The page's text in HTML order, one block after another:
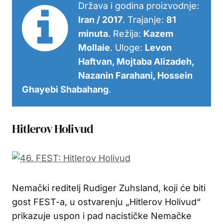
Država i godina proizvodnje:
Iran / 2017. Trajanje: 81
minuta. Režija: Kazem
Mollaie. Uloge: Levon
Haftvan, Mojtaba Alizadeh,
Nazanin Farahani, Hossein
Ghayebi Shabahang.
Hitlerov Holivud
Nemački reditelj Rudiger Zuhsland, koji će biti
gost FEST-a, u ostvarenju „Hitlerov Holivud“
prikazuje uspon i pad nacističke Nemačke